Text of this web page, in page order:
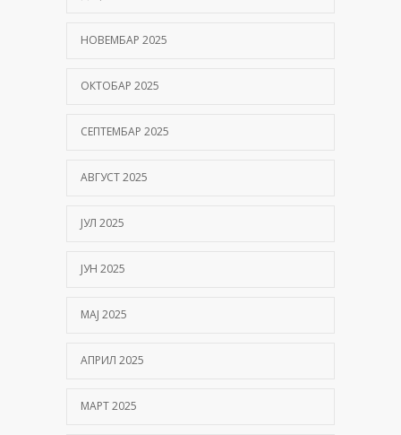
НОВЕМБАР 2025
ОКТОБАР 2025
СЕПТЕМБАР 2025
АВГУСТ 2025
ЈУЛ 2025
ЈУН 2025
МАЈ 2025
АПРИЛ 2025
МАРТ 2025